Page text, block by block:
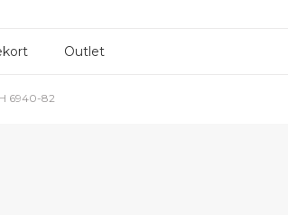
Outlet
6940-82